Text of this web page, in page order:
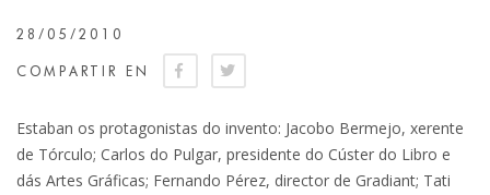
28/05/2010
COMPARTIR EN
Estaban os protagonistas do invento: Jacobo Bermejo, xerente
de Tórculo; Carlos do Pulgar, presidente do Cúster do Libro e
dás Artes Gráficas; Fernando Pérez, director de Gradiant; Tati